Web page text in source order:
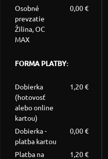
Osobné
prevzatie
Žilina, OC
MAX
0,00 €
FORMA PLATBY:
Dobierka
(hotovosť
alebo online
kartou)
1,20 €
Dobierka -
platba kartou
0,00 €
Platba na
1,20 €